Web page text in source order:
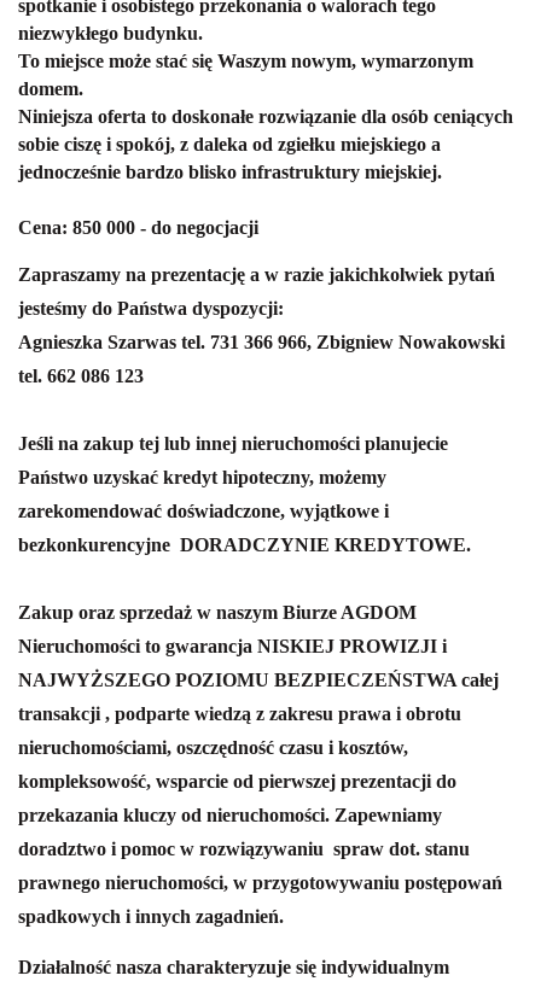
spotkanie i osobistego przekonania o walorach tego
niezwykłego budynku.
To miejsce może stać się Waszym nowym, wymarzonym
domem.
Niniejsza oferta to doskonałe rozwiązanie dla osób ceniących
sobie ciszę i spokój, z daleka od zgiełku miejskiego a
jednocześnie bardzo blisko infrastruktury miejskiej.
Cena: 850 000 - do negocjacji
Zapraszamy na prezentację a w razie jakichkolwiek pytań
jesteśmy do Państwa dyspozycji:
Agnieszka Szarwas tel. 731 366 966, Zbigniew Nowakowski
tel. 662 086 123
Jeśli na zakup tej lub innej nieruchomości planujecie
Państwo uzyskać kredyt hipoteczny, możemy
zarekomendować doświadczone, wyjątkowe i
bezkonkurencyjne DORADCZYNIE KREDYTOWE.
Zakup oraz sprzedaż w naszym Biurze AGDOM
Nieruchomości to gwarancja NISKIEJ PROWIZJI i
NAJWYŻSZEGO POZIOMU BEZPIECZEŃSTWA całej
transakcji , podparte wiedzą z zakresu prawa i obrotu
nieruchomościami, oszczędność czasu i kosztów,
kompleksowość, wsparcie od pierwszej prezentacji do
przekazania kluczy od nieruchomości. Zapewniamy
doradztwo i pomoc w rozwiązywaniu spraw dot. stanu
prawnego nieruchomości, w przygotowywaniu postępowań
spadkowych i innych zagadnień.
Działalność nasza charakteryzuje się indywidualnym